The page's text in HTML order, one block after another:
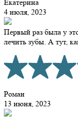
Екатерина
4 июля, 2023
Первый раз была у
лечить зубы. А тут,
Роман
13 июня, 2023